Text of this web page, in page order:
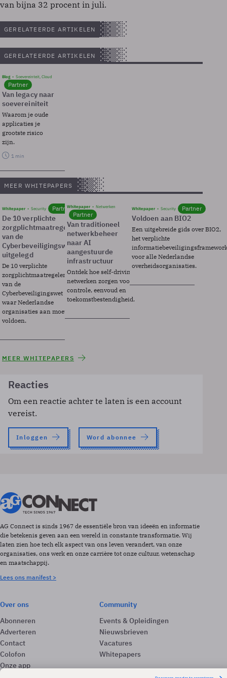
van bijna 32 procent in juli.
GERELATEERDE ARTIKELEN
GERELATEERDE ARTIKELEN
Blog Soevereinteit, Cloud
Partner
Van legacy naar
soevereiniteit
Waarom je oude
applicaties je
grootste risico
zijn.
1 min
MEER WHITEPAPERS
Whitepaper Security Partner
De 10 verplichte
zorgplichtmaatregelen
van de
Cyberbeveiligingswet
uitgelegd
De 10 verplichte
zorgplichtmaatregelen
van de
Cyberbeveiligingswet
waar Nederlandse
organisaties aan moeten
voldoen.
Whitepaper Netwerken
Partner
Van traditioneel
netwerkbeheer
naar AI
aangestuurde
infrastructuur
Ontdek hoe self-driving
netwerken zorgen voor
controle, eenvoud en
toekomstbestendigheid.
Whitepaper Security Partner
Voldoen aan BIO2
Een uitgebreide gids over BIO2,
het verplichte
voor alle Nederlandse
overheidsorganisaties.
MEER WHITEPAPERS
Reacties
Om een reactie achter te laten is een account
vereist.
Inloggen Word abonnee
AG Connect is sinds 1967 de essentiële bron van ideeën en informatie
die betekenis geven aan een wereld in constante transformatie. Wij
laten zien hoe tech elk aspect van ons leven verandert, van onze
organisaties, ons werk en onze carrière tot onze cultuur, wetenschap
en maatschappij.
Lees ons manifest >
Over ons
Abonneren
Adverteren
Contact
Colofon
Onze app
Community
Events & Opleidingen
Nieuwsbrieven
Vacatures
Whitepapers